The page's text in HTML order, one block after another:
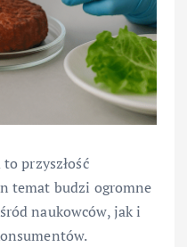
przyszłość
temat budzi ogromne
naukowców, jak i